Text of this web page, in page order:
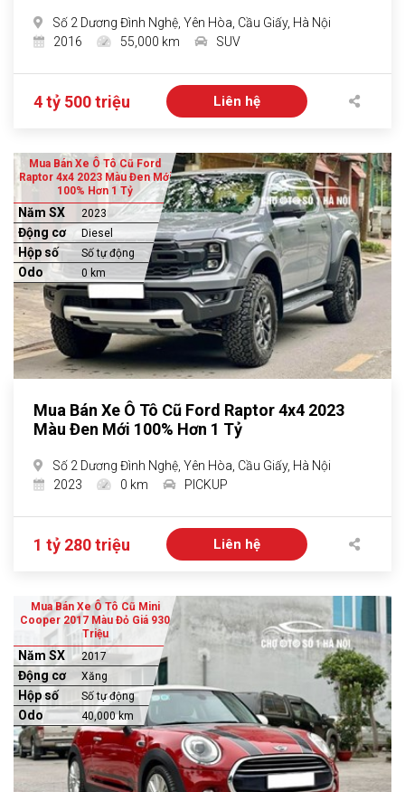
Số 2 Dương Đình Nghệ, Yên Hòa, Cầu Giấy, Hà Nội
2016
55,000 km SUV
4 tỷ 500 triệu Liên hệ
Mua Bán Xe Ô Tô Cũ Ford
Raptor 4x4 2023 Màu Đen Mới
100% Hơn 1 Tỷ
Năm SX 2023
Động cơ Diesel
Hộp số Số tự động
Odo 0 km
Mua Bán Xe Ô Tô Cũ Ford Raptor 4x4 2023
Màu Đen Mới 100% Hơn 1 Tỷ
Số 2 Dương Đình Nghệ, Yên Hòa, Cầu Giấy, Hà Nội
2023
0 km PICKUP
1 tỷ 280 triệu Liên hệ
Mua Bán Xe Ô Tô Cũ Mini
Cooper 2017 Màu Đỏ Giá 930
Triệu
Năm SX 2017
Động cơ Xăng
Hộp số Số tự động
Odo 40,000 km